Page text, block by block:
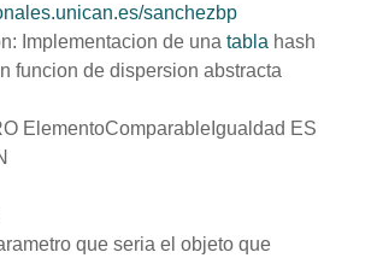
sanchezbp
Implementacion de una tabla hash
funcion de dispersion abstracta
ElementoComparableIgualdad ES
que seria el objeto que